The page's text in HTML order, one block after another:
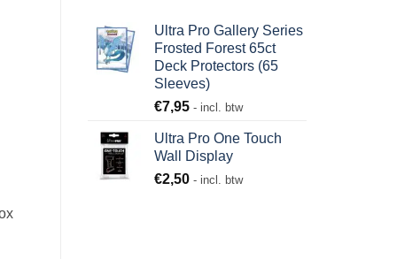
Ultra Pro Gallery Series
Frosted Forest 65ct
Deck Protectors (65
Sleeves)
€7,95 - incl. btw
Ultra Pro One Touch
Wall Display
€2,50 - incl. btw